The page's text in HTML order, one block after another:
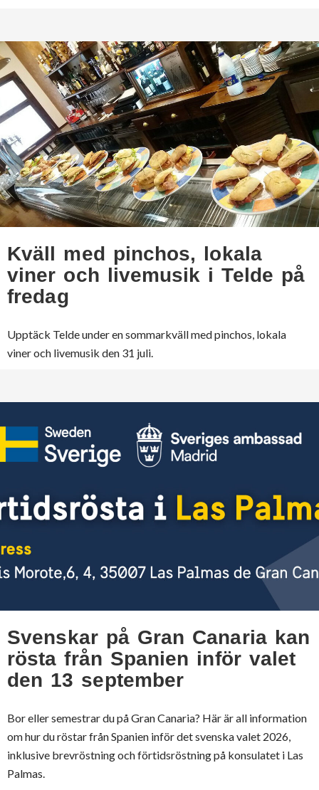
Kväll med pinchos, lokala
viner och livemusik i Telde på
fredag
Upptäck Telde under en sommarkväll med pinchos, lokala
viner och livemusik den 31 juli.
Svenskar på Gran Canaria kan
rösta från Spanien inför valet
den 13 september
Bor eller semestrar du på Gran Canaria? Här är all information
om hur du röstar från Spanien inför det svenska valet 2026,
inklusive brevröstning och förtidsröstning på konsulatet i Las
Palmas.